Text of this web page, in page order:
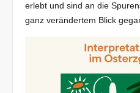
erlebt und sind an die
ganz verändertem Blick